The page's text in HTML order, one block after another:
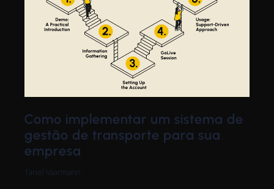
Como implementar um sistema de
gestão de transporte para sua
empresa
Tanel Vaarmann